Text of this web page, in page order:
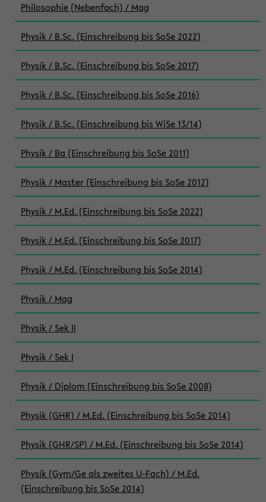
Philosophie (Nebenfach) / Mag
Physik / B.Sc. (Einschreibung bis SoSe 2022)
Physik / B.Sc. (Einschreibung bis SoSe 2017)
Physik / B.Sc. (Einschreibung bis SoSe 2016)
Physik / B.Sc. (Einschreibung bis WiSe 13/14)
Physik / Ba (Einschreibung bis SoSe 2011)
Physik / Master (Einschreibung bis SoSe 2012)
Physik / M.Ed. (Einschreibung bis SoSe 2022)
Physik / M.Ed. (Einschreibung bis SoSe 2017)
Physik / M.Ed. (Einschreibung bis SoSe 2014)
Physik / Mag
Physik / Sek II
Physik / Sek I
Physik / Diplom (Einschreibung bis SoSe 2008)
Physik (GHR) / M.Ed. (Einschreibung bis SoSe 2014)
Physik (GHR/SP) / M.Ed. (Einschreibung bis SoSe 2014)
Physik (Gym/Ge als zweites U-Fach) / M.Ed.
(Einschreibung bis SoSe 2014)